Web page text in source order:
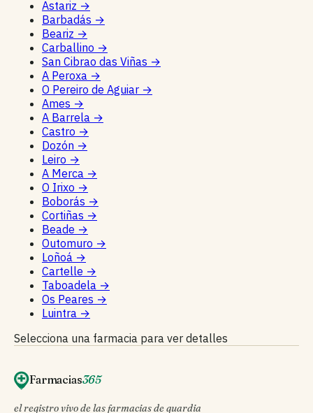
Astariz →
Barbadás →
Beariz →
Carballino →
San Cibrao das Viñas →
A Peroxa →
O Pereiro de Aguiar →
Ames →
A Barrela →
Castro →
Dozón →
Leiro →
A Merca →
O Irixo →
Boborás →
Cortiñas →
Beade →
Outomuro →
Loñoá →
Cartelle →
Taboadela →
Os Peares →
Luintra →
Selecciona una farmacia para ver detalles
Farmacias365
el registro vivo de las farmacias de guardia